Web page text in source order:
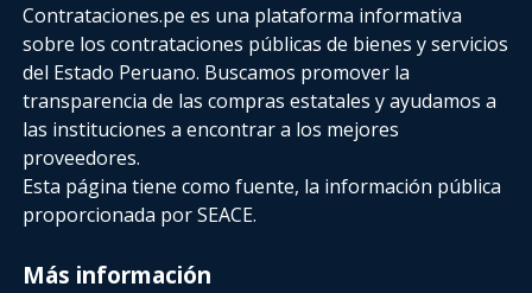
Contrataciones.pe es una plataforma informativa
sobre los contrataciones públicas de bienes y servicios
del Estado Peruano. Buscamos promover la
transparencia de las compras estatalesy ayudamos a
las instituciones a encontrar a los mejores
proveedores.
Esta página tiene como fuente, la información pública
proporcionada por SEACE.
Más información